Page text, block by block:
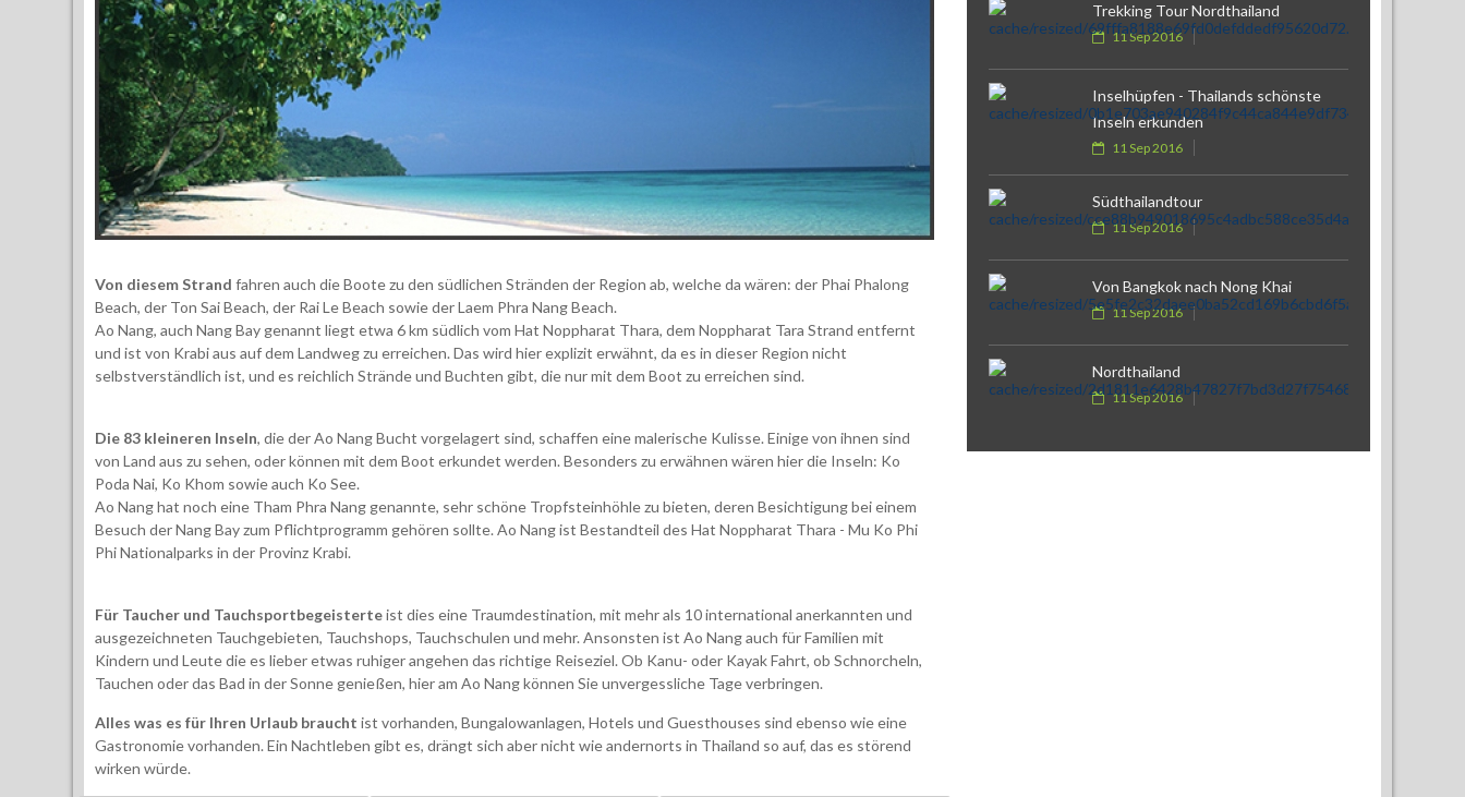
Von diesem Strand fahren auch die Boote zu den südlichen Stränden der Region ab, welche da wären: der Phai Phalong
Beach, der Ton Sai Beach, der Rai Le Beach sowie der Laem Phra Nang Beach.
Ao Nang, auch Nang Bay genannt liegt etwa 6 km südlich vom Hat Noppharat Thara, dem Noppharat Tara Strand entfernt
und ist von Krabi aus auf dem Landweg zu erreichen. Das wird hier explizit erwähnt, da es in dieser Region nicht
selbstverständlich ist, und es reichlich Strände und Buchten gibt, die nur mit dem Boot zu erreichen sind.
Die 83 kleineren Inseln, die der Ao Nang Bucht vorgelagert sind, schaffen eine malerische Kulisse. Einige von ihnen sind
von Land aus zu sehen, oder können mit dem Boot erkundet werden. Besonders zu erwähnen wären hier die Inseln: Ko
Poda Nai, Ko Khom sowie auch Ko See.
Ao Nang hat noch eine Tham Phra Nang genannte, sehr schöne Tropfsteinhöhle zu bieten, deren Besichtigung bei einem
Besuch der Nang Bay zum Pflichtprogramm gehören sollte. Ao Nang ist Bestandteil des Hat Noppharat Thara - Mu Ko Phi
Phi Nationalparks in der Provinz Krabi.
Für Taucher und Tauchsportbegeisterteist dies eine Traumdestination, mit mehr als 10 international anerkannten und
ausgezeichneten Tauchgebieten, Tauchshops, Tauchschulen und mehr. Ansonsten ist Ao Nang auch für Familien mit
Kindern und Leute die es lieber etwas ruhiger angehen das richtige Reiseziel. Ob Kanu- oder Kayak Fahrt, ob Schnorcheln,
Tauchen oder das Bad in der Sonne genießen, hier am Ao Nang können Sie unvergessliche Tage verbringen.
Alles was es für Ihren Urlaub braucht ist vorhanden, Bungalowanlagen, Hotels und Guesthouses sind ebenso wie eine
Gastronomie vorhanden. Ein Nachtleben gibt es, drängt sich aber nicht wie andernorts in Thailand so auf, das es störend
wirken würde.
Trekking Tour Nordthailand
11 Sep 2016
Inselhüpfen - Thailands schönste
Inseln erkunden
11 Sep 2016
Südthailandtour
11 Sep 2016
Von Bangkok nach Nong Khai
11 Sep 2016
Nordthailand
11 Sep 2016